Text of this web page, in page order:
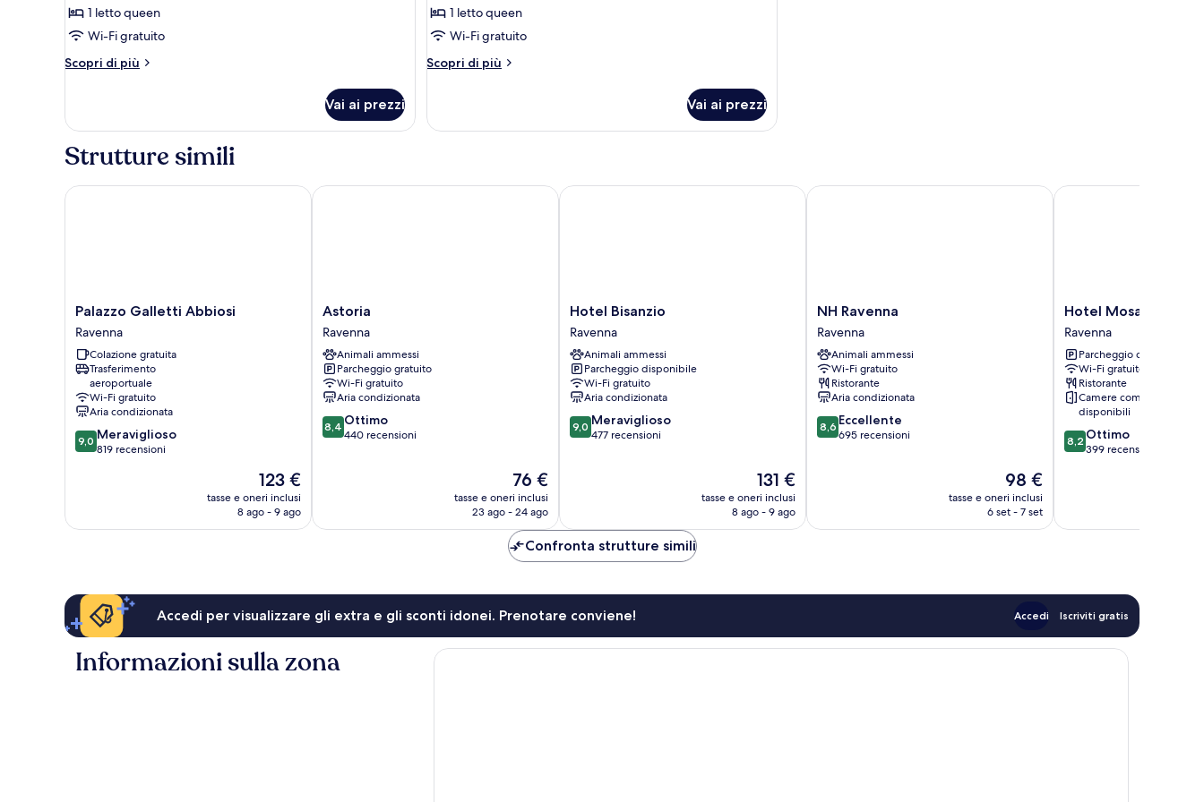
Tradizionale
1 letto queen
Wi-Fi gratuito
Scopri di più
Altri
Tradizionale
Vai ai prezzi
1 letto queen
Wi-Fi gratuito
Scopri di più
Altri
Vai ai prezzi
Strutture simili
Palazzo
Galletti
Abbiosi
Ravenna
Palazzo Galletti Abbiosi
Ravenna
Colazione gratuita
Trasferimento
aeroportuale
Wi-Fi gratuito
Aria condizionata
9.0
su
9,0 Meraviglioso
819 recensioni
Il
prezzo
attuale
123 €
tasse e oneri inclusi
8 ago - 9 ago
Palazzo Galletti Abbiosi
Astoria
Ravenna
Astoria
Ravenna
Animali ammessi
Parcheggio gratuito
Wi-Fi gratuito
Aria condizionata
8.4
su
8,4 Ottimo
440 recensioni
Il
prezzo
attuale
76 €
76 €
tasse e oneri inclusi
23 ago - 24 ago
Astoria
Hotel
Bisanzio
Ravenna
Hotel Bisanzio
Ravenna
Animali ammessi
Parcheggio disponibile
Wi-Fi gratuito
Aria condizionata
9.0
su
9,0 Meraviglioso
477 recensioni
Il
prezzo
attuale
131 €
tasse e oneri inclusi
8 ago - 9 ago
Hotel Bisanzio
NH
Ravenna
Ravenna
NH Ravenna
Ravenna
Animali ammessi
Wi-Fi gratuito
Ristorante
Aria condizionata
8.6
su
8,6 Eccellente
695 recensioni
Il
prezzo
attuale
98 €
tasse e oneri inclusi
6 set - 7 set
NH Ravenna
Hotel
Mosaico
Ravenna
Hotel Mosaico
Ravenna
Parcheggio disponibile
Wi-Fi gratuito
Ristorante
Camere comunicanti
disponibili
8.2
su
8,2 Ottimo
399 recensioni
Hotel Mosaico
Confronta strutture simili
Accedi per visualizzare gli extra e gli sconti idonei. Prenotare conviene! Accedi Iscriviti gratis
Informazioni sulla zona